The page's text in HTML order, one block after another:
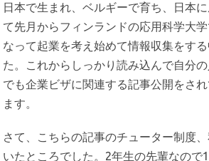
日本で生まれ、ベルギーで育ち、日本
て先月からフィンランドの応用科学大
なって起業を考え始めて情報収集をす
た。これからしっかり読み込んで自分
でも企業ビザに関連する記事公開をさ
ます。
さて、こちらの記事のチューター制度
いたところでした。2年生の先輩なの